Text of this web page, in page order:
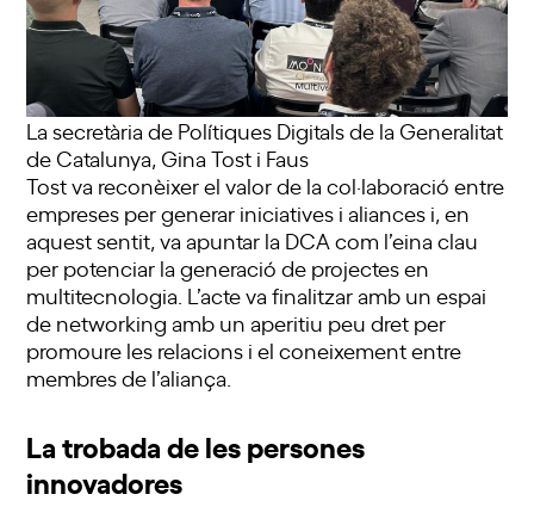
La secretària de Polítiques Digitals de la Generalitat
de Catalunya, Gina Tost i Faus
Tost va reconèixer el valor de la col·laboració entre
empreses per generar iniciatives i aliances i, en
aquest sentit, va apuntar la DCA com l’eina clau
per potenciar la generació de projectes en
multitecnologia. L’acte va finalitzar amb un espai
de networking amb un aperitiu peu dret per
promoure les relacions i el coneixement entre
membres de l’aliança.
La trobada de les persones
innovadores